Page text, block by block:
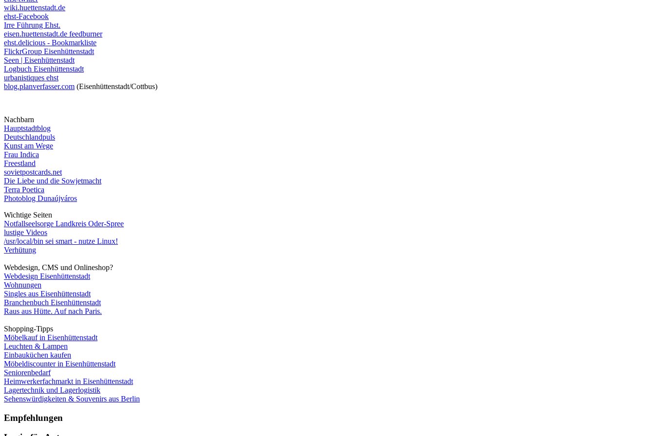
wiki.huettenstadt.de
ehst-Facebook
Irre Führung Ehst.
eisen.huettenstadt.de feedburner
ehst.delicious - Bookmarkliste
FlickrGroup Eisenhüttenstadt
Seen | Eisenhüttenstadt
Logbuch Eisenhüttenstadt
urbanistiques ehst
blog.planverfasser.com (Eisenhüttenstadt/Cottbus)
Nachbarn
Hauptstadtblog
Deutschlandpuls
Kunst am Wege
Frau Indica
Freestland
sovietpostcards.net
Die Liebe und die Sowjetmacht
Terra Poetica
Photoblog Dunaújváros
Wichtige Seiten
Notfallseelsorge Landkreis Oder-Spree
lustige Videos
/usr/local/bin sei smart - nutze Linux!
Verhütung
Webdesign, CMS und Onlineshop?
Webdesign Eisenhüttenstadt
Wohnungen
Singles aus Eisenhüttenstadt
Branchenbuch Eisenhüttenstadt
Raus aus Hütte. Auf nach Paris.
Shopping-Tipps
Möbelkauf in Eisenhüttenstadt
Leuchten & Lampen
Einbauküchen kaufen
Möbeldiscounter in Eisenhüttenstadt
Seniorenbedarf
Heimwerkerfachmarkt in Eisenhüttenstadt
Lagertechnik und Lagerlogistik
Sehenswürdigkeiten & Souvenirs aus Berlin
Empfehlungen